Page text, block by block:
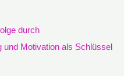
durch
und Motivation als Schlüssel